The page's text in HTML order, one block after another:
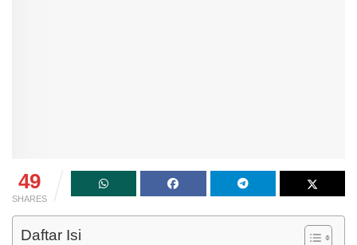
49
SHARES
Daftar Isi